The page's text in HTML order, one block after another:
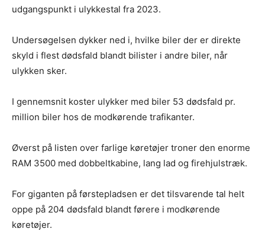
udgangspunkt i ulykkestal fra 2023.
Undersøgelsen dykker ned i, hvilke biler der er direkte
skyld i flest dødsfald blandt bilister i andre biler, når
ulykken sker.
I gennemsnit koster ulykker med biler 53 dødsfald pr.
million biler hos de modkørende trafikanter.
Øverst på listen over farlige køretøjer troner den enorme
RAM 3500 med dobbeltkabine, lang lad og firehjulstræk.
For giganten på førstepladsen er det tilsvarende tal helt
oppe på 204 dødsfald blandt førere i modkørende
køretøjer.